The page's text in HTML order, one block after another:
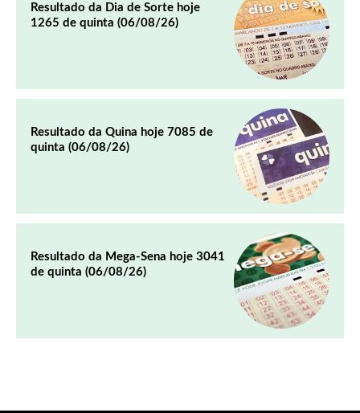
Resultado da Dia de Sorte hoje
1265 de quinta (06/08/26)
Resultado da Quina hoje 7085 de
quinta (06/08/26)
Resultado da Mega-Sena hoje 3041
de quinta (06/08/26)